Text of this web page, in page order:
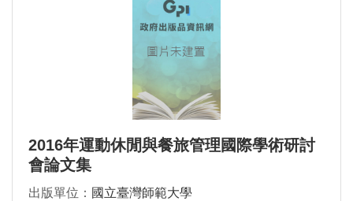
2016年運動休閒與餐旅管理國際學術研討
會論文集
出版單位： 國立臺灣師範大學